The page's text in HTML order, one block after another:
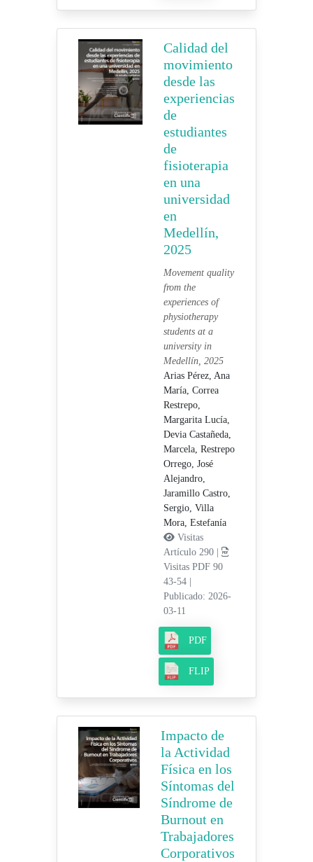
Calidad del
movimiento
desde las
experiencias
de
estudiantes
de
fisioterapia
en una
universidad
en
Medellín,
2025
Movement quality
from the
experiences of
physiotherapy
students at a
university in
Medellín, 2025
Arias Pérez, Ana
María, Correa
Restrepo,
Margarita Lucía,
Devia Castañeda,
Marcela, Restrepo
Orrego, José
Alejandro,
Jaramillo Castro,
Sergio, Villa
Mora, Estefanía
Visitas
Artículo 290 |
Visitas PDF 90
43-54 |
Publicado: 2026-
03-11
PDF
FLIP
Impacto de
la Actividad
Física en los
Síntomas del
Síndrome de
Burnout en
Trabajadores
Corporativos